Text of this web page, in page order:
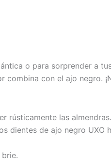
o para sorprender a
combina con el ajo negro.
rústicamente las
dientes de ajo negro UXO